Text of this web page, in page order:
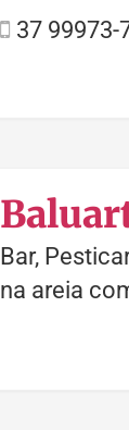
37 99973-
Bar,
na areia